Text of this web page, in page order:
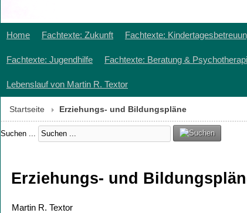
Home Fachtexte: Zukunft Fachtexte:
Fachtexte: Jugendhilfe Fachtexte: Beratung &
Lebenslauf von Martin R. Textor
Startseite Erziehungs- und Bildungspläne
Suchen ...
Erziehungs- und
Martin R. Textor